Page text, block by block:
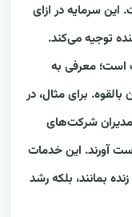
سرمایه در ازای
توجیه می‌کند.
است؛ معرفی به
برای مثال، در
شرکت‌های
آورند. این خدمات
بمانند، بلکه رشد